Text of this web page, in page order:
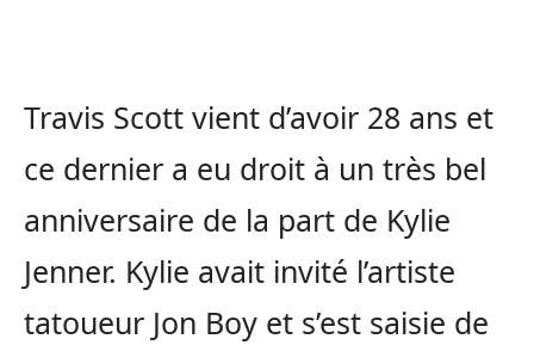
Travis Scott vient d’avoir 28 ans et
ce dernier a eu droit à un très bel
anniversaire de la part de Kylie
Jenner. Kylie avait invité l’artiste
tatoueur Jon Boy et s’est saisie de